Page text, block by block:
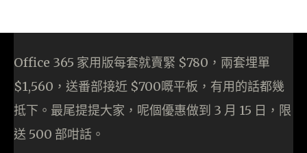
Office 365 家用版每套就賣緊 $780，兩套埋單
$1,560，送番部接近 $700嘅平板，有用的話都幾
抵下。最尾提提大家，呢個優惠做到 3 月 15 日，限
送 500 部咁話。